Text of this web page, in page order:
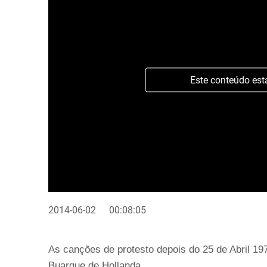
Este conteúdo
2014-06-02 00:08:05
As canções de protesto depois do 25 de Abril